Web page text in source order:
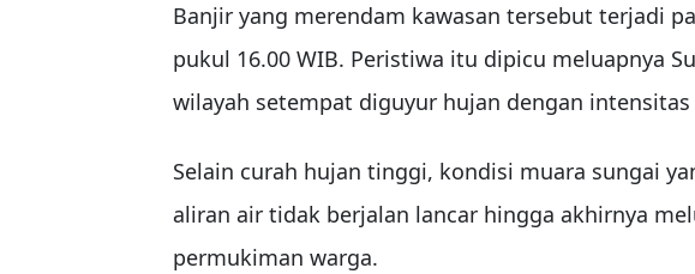
Banjir yang merendam kawasan tersebut terjadi
pukul 16.00 WIB. Peristiwa itu dipicu meluapnya
wilayah setempat diguyur hujan dengan
Selain curah hujan tinggi, kondisi muara sungai
aliran air tidak berjalan lancar hingga akhirnya
permukiman warga.